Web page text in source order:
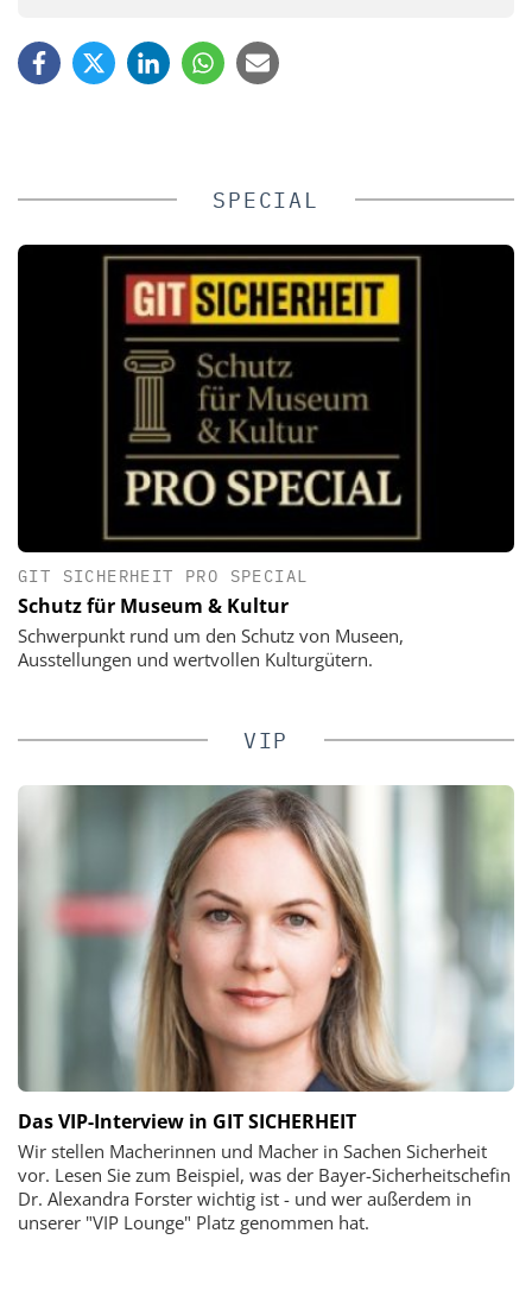
SPECIAL
GIT SICHERHEIT PRO SPECIAL
Schutz für Museum & Kultur
Schwerpunkt rund um den Schutz von Museen,
Ausstellungen und wertvollen Kulturgütern.
VIP
Das VIP-Interview in GIT SICHERHEIT
Wir stellen Macherinnen und Macher in Sachen Sicherheit
vor. Lesen Sie zum Beispiel, was der Bayer-Sicherheitschefin
Dr. Alexandra Forster wichtig ist - und wer außerdem in
unserer "VIP Lounge" Platz genommen hat.